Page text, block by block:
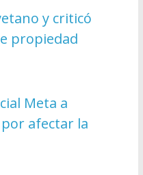
y criticó
propiedad
Meta a
afectar la